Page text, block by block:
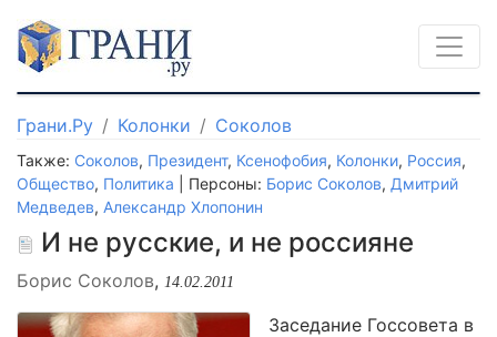
Грани.Ру Колонки Соколов
Также: Соколов, Президент, Ксенофобия, Колонки, Россия,
Общество, Политика | Персоны: Борис Соколов, Дмитрий
Медведев, Александр Хлопонин
И не русские, и не россияне
Борис Соколов, 14.02.2011
Заседание Госсовета в